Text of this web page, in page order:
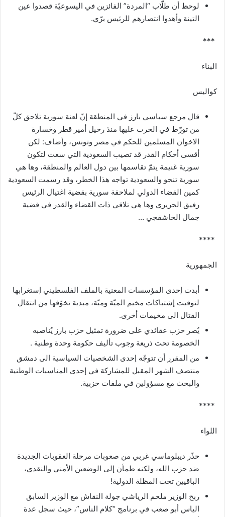
لوحظ أن طلّاب “المردة” الفائزين في اليسوعيّة قصدوا عين
التينة وأهدوا انتصارهم للرئيس برّي‎.‎
البناء‎
كواليس‎
قال مرجع سياسي بارز في المنطقة إنّ لعنة سورية تلاحق كلّ
من تورّط في الحرب عليها منذ رحيل أمير قطر وخسارة
الاخوان ‏المسلمين للحكم في مصر وتونس، وأضاف: لكن
أقسى أحكام القدر قد تصيب السعودية التي سعت لتكون
سورية غنيمة يتمّ تقاسمها بين ‏دول العالم والمنطقة، وها هي
سورية تنجو والسعودية تواجه هذا الخطر، وقد رسمت السعودية
كمين القضاء الدولي لملاحقة سورية ‏بقضية اغتيال الرئيس
رفيق الحريري وها هي تلاقي ذات القضاء والقدر في قضية
جمال الخاشقجي‎… ‎
الجمهورية‎
أبدت إحدى المؤسسات المعنية بالملف الفلسطيني إستغرابها
لتوقيت إشتباكات مخيم الميّة وميّة، مبدية تخوّفها من انتقال
القتال الى ‏مخيمات أخرى‎.‎
يُصر حزب عقائدي على ضرورة تمثيل حزب بارز يُناصبه
الخصومة تحت ذريعة وجوب تأليف حكومة وحدة وطنية‎. ‎
من المقرر أن تتوجّه إحدى الشخصيات السياسية الى دمشق
منتصف الشهر المقبل للمشاركة في إحدى المناسبات الوطنية
والبحث مع ‏مسؤولين في ملفات حزبية‎.‎
اللواء‎
حذّر ديبلوماسي غربي من صعوبات مرحلة العقوبات الجديدة
ضد حزب الله، ولكنه طمأن إلى الوضعين الأمني والنقدي،
الباقيين تحت ‏المظلة الدولية‎ !‎
ربح الوزير ملحم الرياشي جولة النقاش مع الوزير السابق
الياس أبو صعب في برنامج “كلام الناس”، حيث سجل عدة